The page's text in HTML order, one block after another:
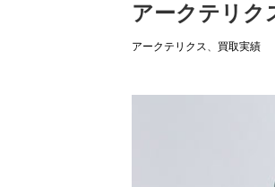
アークテリク
アークテリクス、 買取実績